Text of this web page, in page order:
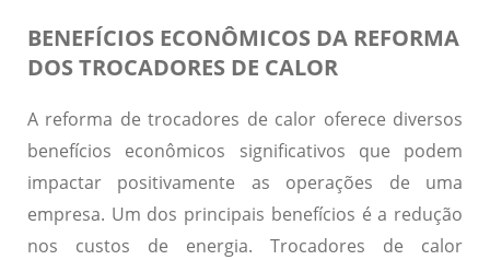
BENEFÍCIOS ECONÔMICOS DA REFORMA
DOS TROCADORES DE CALOR
A reforma de trocadores de calor oferece diversos
benefícios econômicos significativos que podem
impactar positivamente as operações de uma
empresa. Um dos principais benefícios é a redução
nos custos de energia. Trocadores de calor